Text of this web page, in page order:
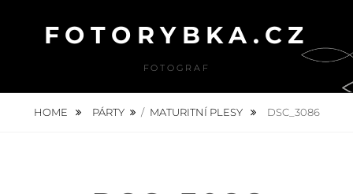
FOTORYBKA.CZ
FOTOGRAF
HOME PÁRTY / MATURITNÍ PLESY DSC_3086